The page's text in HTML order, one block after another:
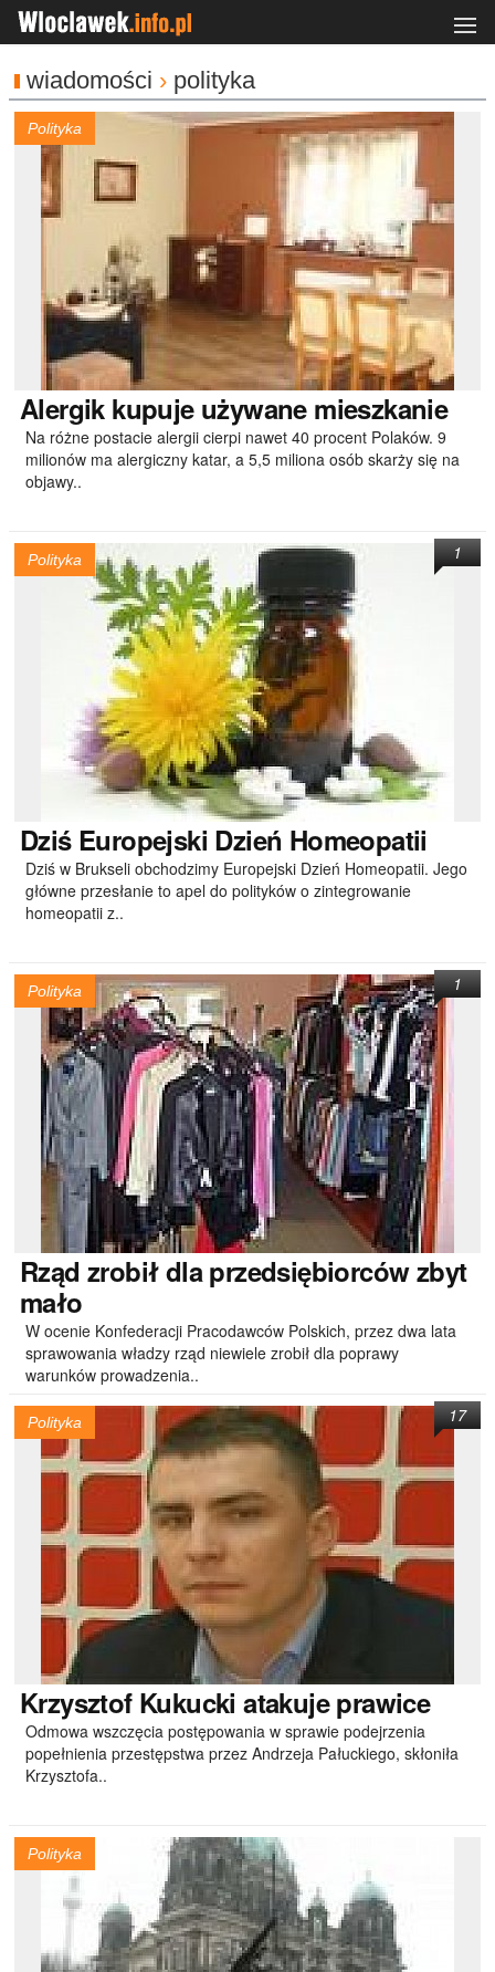
wiadomości › polityka
Polityka
Alergikkupuje używane mieszkanie
Na różne postacie alergii cierpi nawet 40 procent Polaków. 9
milionów ma alergiczny katar, a 5,5 miliona osób skarży się na
objawy..
Polityka
DziśEuropejski Dzień Homeopatii
Dziś w Brukseli obchodzimy Europejski Dzień Homeopatii. Jego
główne przesłanie to apel do polityków o zintegrowanie
homeopatii z..
1
Polityka
Rząd zrobił dla przedsiębiorców zbyt
mało
W ocenie Konfederacji Pracodawców Polskich, przez dwa lata
sprawowania władzy rząd niewiele zrobił dla poprawy
warunków prowadzenia..
1
Polityka
KrzysztofKukucki atakuje prawice
Odmowa wszczęcia postępowania w sprawie podejrzenia
popełnienia przestępstwa przez Andrzeja Pałuckiego, skłoniła
Krzysztofa..
17
Polityka